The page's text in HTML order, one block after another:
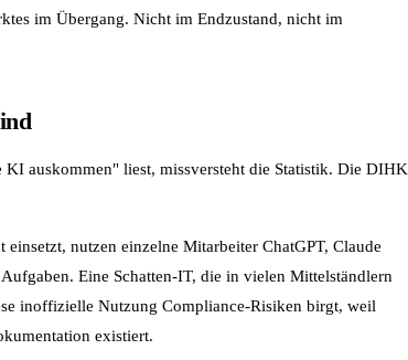
im Übergang. Nicht im Endzustand, nicht im
auskommen" liest, missversteht die Statistik. Die DIHK
nutzen einzelne Mitarbeiter ChatGPT, Claude
Eine Schatten-IT, die in vielen Mittelständlern
inoffizielle Nutzung Compliance-Risiken birgt, weil
existiert.